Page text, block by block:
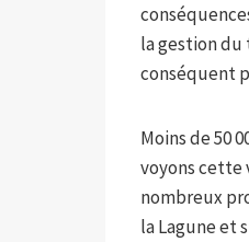
la gestion du
conséquent
Moins de 50
voyons cette
nombreux
la Lagune et